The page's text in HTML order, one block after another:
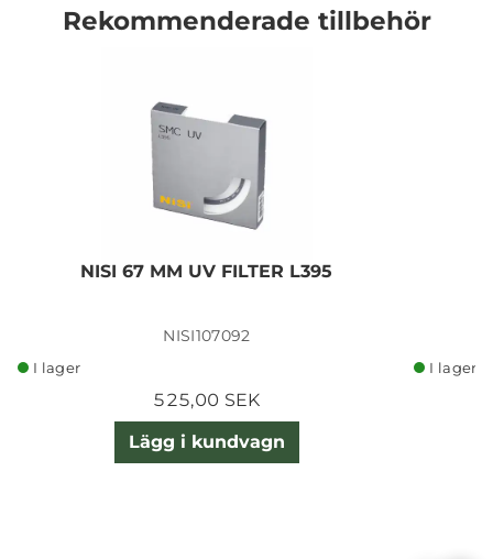
Rekommenderade tillbehör
NISI 67 MM UV FILTER L395
NISI107092
I lager
525,00 SEK
Lägg i kundvagn
I lager